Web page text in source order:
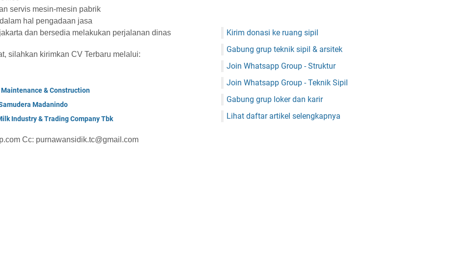
servis mesin-mesin pabrik
hal pengadaan jasa
dan bersedia melakukan perjalanan dinas
silahkan kirimkan CV Terbaru melalui:
& Construction
Madanindo
Industry & Trading Company Tbk
Cc: purnawansidik.tc@gmail.com
Kirim donasi ke ruang sipil
Gabung grup teknik sipil & arsitek
Join Whatsapp Group - Struktur
Join Whatsapp Group - Teknik Sipil
Gabung grup loker dan karir
Lihat daftar artikel selengkapnya